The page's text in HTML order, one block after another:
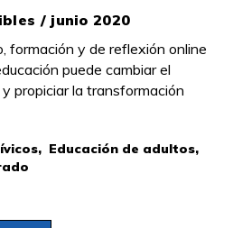
/ junio 2020
formación y de reflexión online
puede cambiar el
propiciar la transformación
Educación de adultos,